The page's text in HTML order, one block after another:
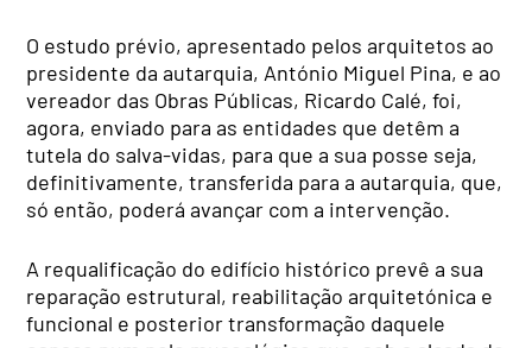
O estudo prévio, apresentado pelos arquitetos ao
presidente da autarquia, António Miguel Pina, e ao
vereador das Obras Públicas, Ricardo Calé, foi,
agora, enviado para as entidades que detêm a
tutela do salva-vidas, para que a sua posse seja,
definitivamente, transferida para a autarquia, que,
só então, poderá avançar com a intervenção.
A requalificação do edifício histórico prevê a sua
reparação estrutural, reabilitação arquitetónica e
funcional e posterior transformação daquele